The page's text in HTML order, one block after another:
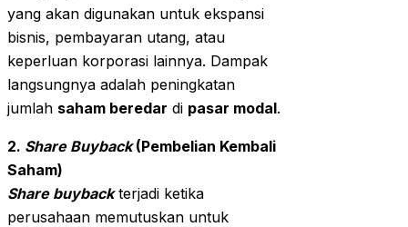
yang akan digunakan untuk ekspansi
bisnis, pembayaran utang, atau
keperluan korporasi lainnya. Dampak
langsungnya adalah peningkatan
jumlah saham beredar di pasar modal.
2. Share Buyback(Pembelian Kembali
Saham)
Share buybackterjadi ketika
perusahaan memutuskan untuk